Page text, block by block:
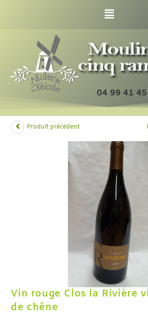
04 99 41
Produit précédent
Vin rouge Clos la Rivière
de chêne